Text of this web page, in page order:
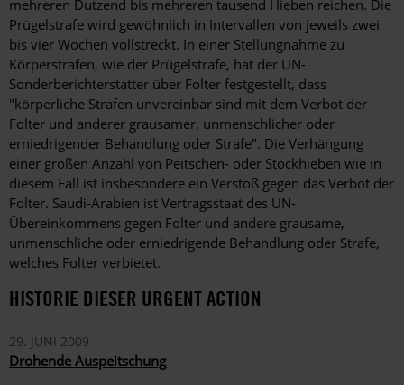
mehreren Dutzend bis mehreren tausend Hieben reichen. Die
Prügelstrafe wird gewöhnlich in Intervallen von jeweils zwei
bis vier Wochen vollstreckt. In einer Stellungnahme zu
Körperstrafen, wie der Prügelstrafe, hat der UN-
Sonderberichterstatter über Folter festgestellt, dass
"körperliche Strafen unvereinbar sind mit dem Verbot der
Folter und anderer grausamer, unmenschlicher oder
erniedrigender Behandlung oder Strafe". Die Verhängung
einer großen Anzahl von Peitschen- oder Stockhieben wie in
diesem Fall ist insbesondere ein Verstoß gegen das Verbot der
Folter. Saudi-Arabien ist Vertragsstaat des UN-
Übereinkommens gegen Folter und andere grausame,
unmenschliche oder erniedrigende Behandlung oder Strafe,
welches Folter verbietet.
HISTORIE DIESER URGENT ACTION
29. JUNI 2009
Drohende Auspeitschung